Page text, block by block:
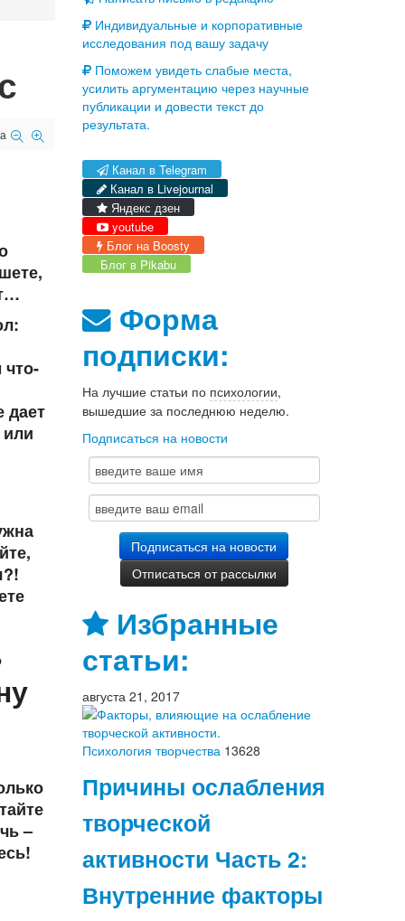
что-
дает
–
Индивидуальные и корпоративные
исследования под вашу задачу
Поможем увидеть слабые места,
усилить аргументацию через научные
публикации и довести текст до
результата.
Канал в Telegram
Канал в Livejournal
Яндекс дзен
youtube
Блог на Boosty
Блог в Pikabu
Форма
подписки:
На лучшие статьи по психологии,
вышедшие за последнюю неделю.
Подписаться на новости
Избранные
статьи:
августа 21, 2017
Психология творчества 13628
Причины ослабления
творческой
активности Часть 2:
Внутренние факторы